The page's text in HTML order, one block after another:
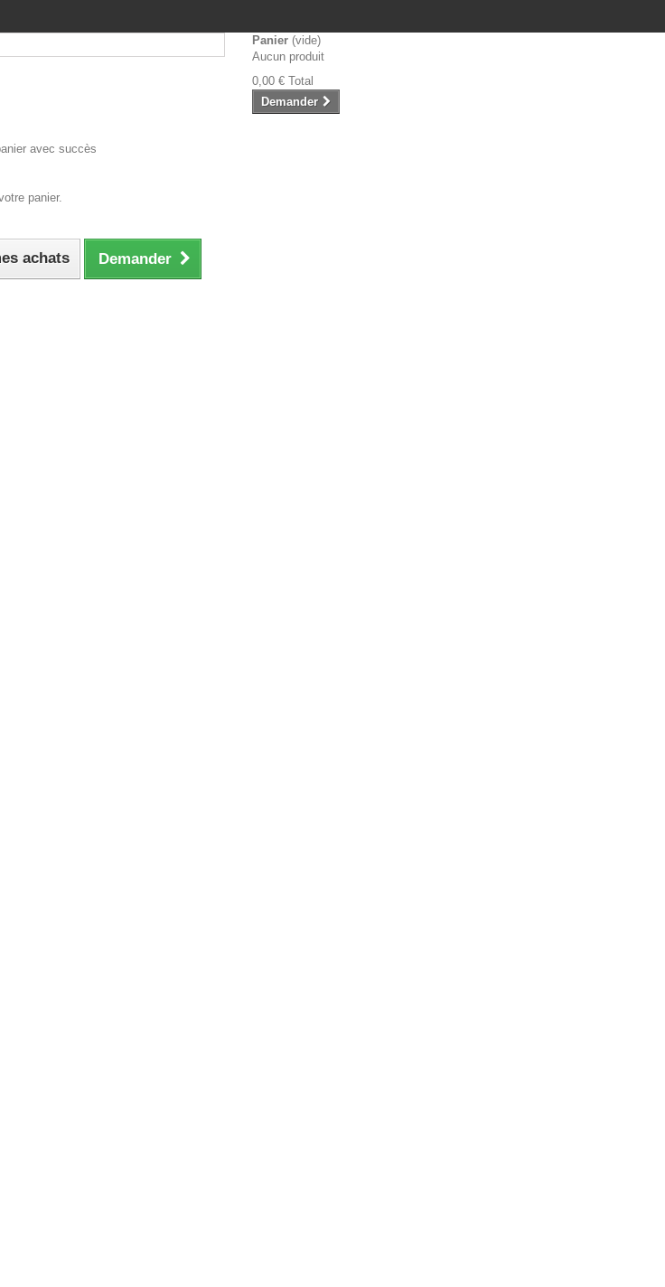
Panier (vide)
Aucun produit
0,00 € Total
Demander
avec succès
panier.
achats Demander